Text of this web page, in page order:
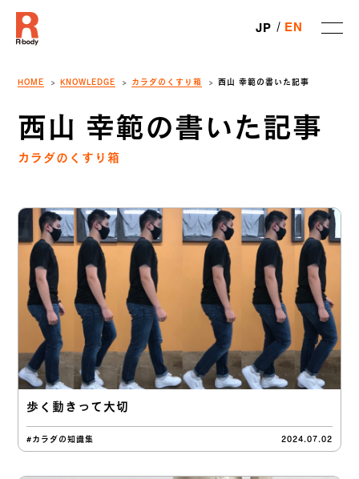
JP EN
HOME KNOWLEDGE カラダのくすり箱 西山 幸範の書いた記事
西山 幸範の書いた記事
カラダのくすり箱
歩く動きって大切
#カラダの知識集 2024.07.02